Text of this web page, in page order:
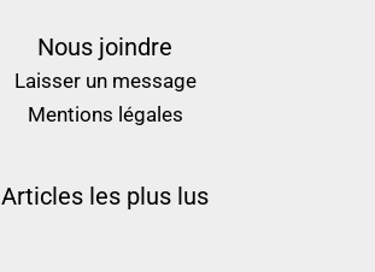
Nous joindre
Laisser un message
Mentions légales
Articles les plus lus